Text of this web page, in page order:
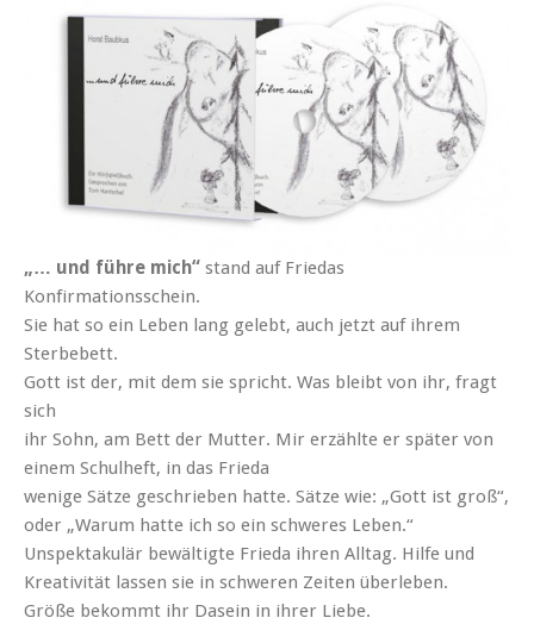
„… und führe mich“ stand auf Friedas
Konfirmationsschein.
Sie hat so ein Leben lang gelebt, auch jetzt auf ihrem
Sterbebett.
Gott ist der, mit dem sie spricht. Was bleibt von ihr, fragt
sich
ihr Sohn, am Bett der Mutter. Mir erzählte er später von
einem Schulheft, in das Frieda
wenige Sätze geschrieben hatte. Sätze wie: „Gott ist groß“,
oder „Warum hatte ich so ein schweres Leben.“
Unspektakulär bewältigte Frieda ihren Alltag. Hilfe und
Kreativität lassen sie in schweren Zeiten überleben.
Größe bekommt ihr Dasein in ihrer Liebe.